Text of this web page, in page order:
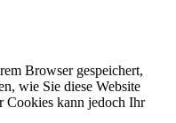
Browser gespeichert,
wie Sie diese Website
Cookies kann jedoch Ihr